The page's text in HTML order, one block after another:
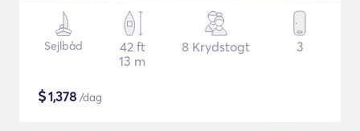
Sejlbåd
42 ft
13 m
8 Krydstogt 3
$1,378 /dag